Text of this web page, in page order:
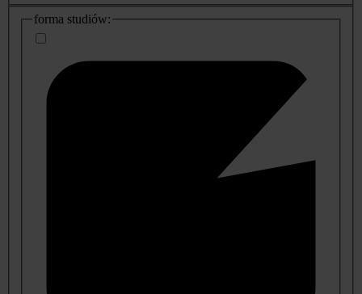
dodatkowe
informacje
forma studiów: